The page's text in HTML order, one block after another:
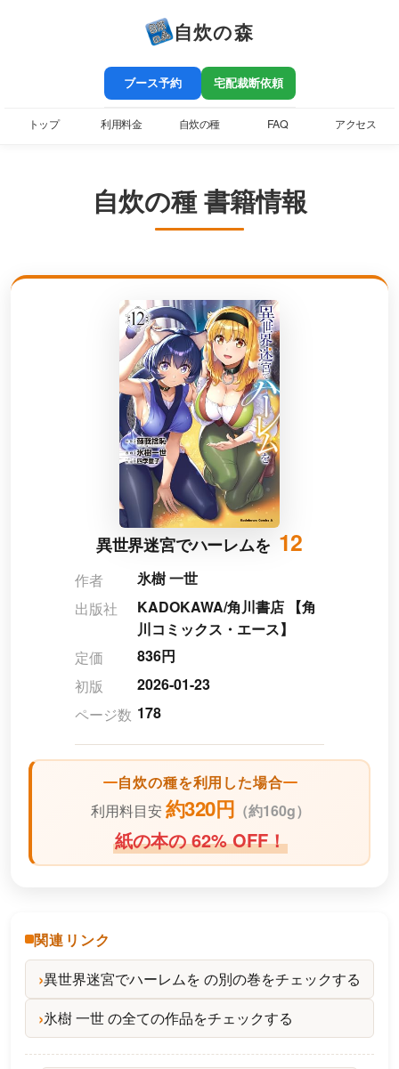
自炊の森
ブース予約 宅配裁断依頼
トップ 利用料金 自炊の種 FAQ アクセス
自炊の種 書籍情報
異世界迷宮でハーレムを 12
作者
氷樹 一世
出版社
KADOKAWA/角川書店 【角
川コミックス・エース】
定価
836円
初版
2026-01-23
ページ数 178
自炊の種を利用した場合
利用料目安 約320円 （約160g）
紙の本の 62% OFF！
関連リンク
異世界迷宮でハーレムを の別の巻をチェックする
氷樹 一世 の全ての作品をチェックする